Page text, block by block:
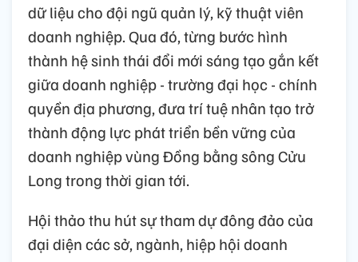
dữ liệu cho đội ngũ quản lý, kỹ thuật viên
doanh nghiệp. Qua đó, từng bước hình
thành hệ sinh thái đổi mới sáng tạo gắn kết
giữa doanh nghiệp - trường đại học - chính
quyền địa phương, đưa trí tuệ nhân tạo trở
thành động lực phát triển bền vững của
doanh nghiệp vùng Đồng bằng sông Cửu
Long trong thời gian tới.
Hội thảo thu hút sự tham dự đông đảo của
đại diện các sở, ngành, hiệp hội doanh